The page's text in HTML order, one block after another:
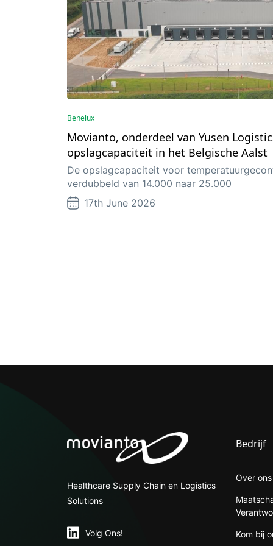
Benelux
Movianto, onderdeel van Yusen
opslagcapaciteit in het Belgische Aalst
De opslagcapaciteit voor
verdubbeld van 14.000 naar 25.000
17th June 2026
Healthcare Supply Chain en Logistics
Solutions
Volg Ons!
Bedrijf
Over ons
Kom bij